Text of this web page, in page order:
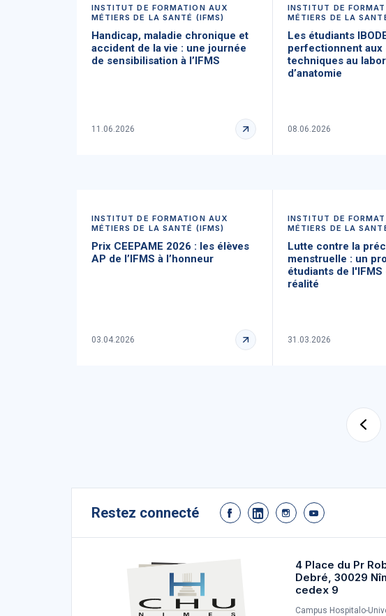
INSTITUT DE FORMATION AUX
MÉTIERS DE LA SANTÉ (IFMS)
Handicap, maladie chronique et
accident de la vie : une journée
de sensibilisation à l’IFMS
11.06.2026
INSTITUT DE
MÉTIERS DE LA
Les étudiants
perfectionnent aux
techniques au
d’anatomie
08.06.2026
INSTITUT DE FORMATION AUX
MÉTIERS DE LA SANTÉ (IFMS)
Prix CEEPAME 2026 : les élèves
AP de l’IFMS à l’honneur
03.04.2026
INSTITUT DE
MÉTIERS DE LA
Lutte contre la
menstruelle : un
étudiants de l'IFMS
réalité
31.03.2026
Restez connecté
4 Place du Pr
Debré, 30029
cedex 9
Campus Hospitalo-